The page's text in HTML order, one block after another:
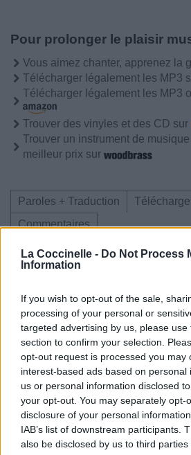
La Coccinelle - Do Not Process
Information
If you wish to opt-out of the sale,
processing of your personal or
targeted advertising by us, please
section to confirm your selection.
opt-out request is processed you may
interest-based ads based on personal
us or personal information disclosed
your opt-out. You may separately opt-
disclosure of your personal
IAB’s list of downstream participants.
also be disclosed by us to third parties
Pour prolonger le plaisir
Vous aimez chanter, apprenez la
Télécharger légalement les MP3
Télécharger légalement les MP3
Trouver des vinyles et des CD sur
Trouver un instrument de
meilleur prix sur
Paroles + Traduction
Commentaires
Voir la vidéo de
Paroles + Traduction
Commentaires